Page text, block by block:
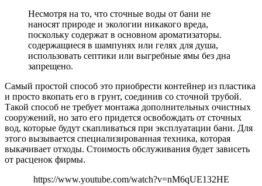
Несмотря на то, что сточные воды от бани не
наносят природе и экологии никакого вреда,
поскольку содержат в основном ароматизаторы.
содержащиеся в шампунях или гелях для душа,
использовать септики или выгребные ямы без дна
запрещено.
Самый простой способ это приобрести контейнер из пластика
и просто вкопать его в грунт, соединив со сточной трубой.
Такой способ не требует монтажа дополнительных очистных
сооружений, но зато его придется освобождать от сточных
вод, которые будут скапливаться при эксплуатации бани. Для
этого вызывается специализированная техника, которая
выкачивает отходы. Стоимость обслуживания будет зависеть
от расценок фирмы.
https://www.youtube.com/watch?v=nM6qUE132HE